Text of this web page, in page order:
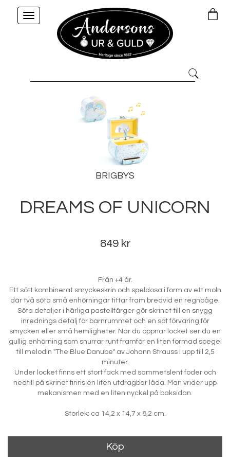
Toggle
navigation
BRIGBYS
DREAMS OF UNICORN
849 kr
Från +4 år.
Ett sött kombinerat smyckeskrin och speldosa i form av ett moln
där två söta små enhörningar tittar fram bredvid en regnbåge.
Söta detaljer i härliga pastellfärger gör skrinet till en snygg
inrednings detalj för barnrummet och en söt förvaring för
smycken eller små hemligheter. När du öppnar locket ser du en
gullig enhörning som snurrar runt framför en liten formad spegel
till melodin "The Blue Danube" av Johann Strauss i upp till 2,5
minuter.
Under locket finns ett stort fack med sammetslent foder och
nedtill på skrinet finns en liten utdragbar låda. Man vrider upp
mekanismen med en liten nyckel på baksidan.
Storlek: ca 14,2 x 14,7 x 8,2 cm.
Köp